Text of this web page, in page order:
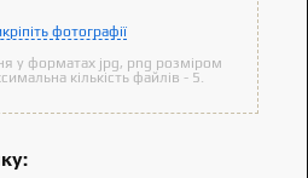
фотографії
у форматах jpg, png розміром
кількість файлів - 5.